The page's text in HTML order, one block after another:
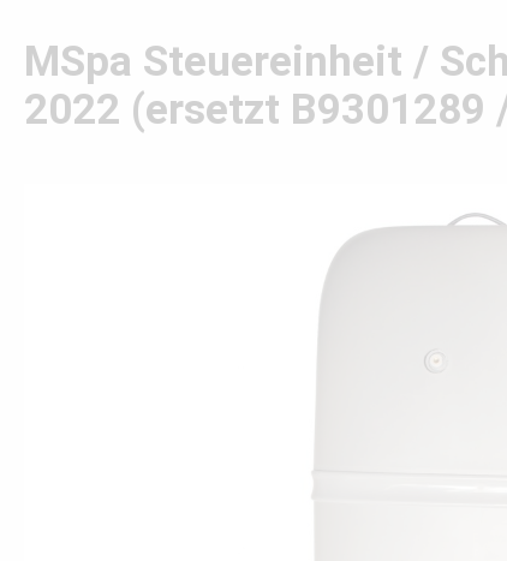
MSpa Steuereinheit /
2022 (ersetzt B9301289